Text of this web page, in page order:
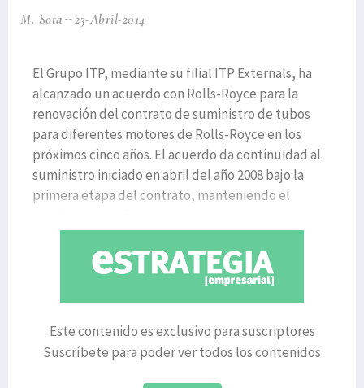
M. Sota 23-Abril-2014
El Grupo ITP, mediante su filial ITP Externals, ha
alcanzado un acuerdo con Rolls-Royce para la
renovación del contrato de suministro de tubos
para diferentes motores de Rolls-Royce en los
próximos cinco años. El acuerdo da continuidad al
suministro iniciado en abril del año 2008 bajo la
primera etapa del contrato, manteniendo el
Este contenido es exclusivo para suscriptores
Suscríbete para poder ver todos los contenidos